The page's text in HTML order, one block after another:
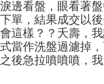
邊看盤，眼看著
單，結果成交以
這樣？？夭壽，
當作洗盤過濾掉
後急拉噴噴噴，